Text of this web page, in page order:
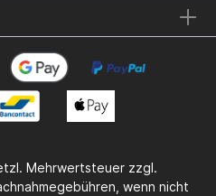
Mehrwertsteuer zzgl.
wenn nicht